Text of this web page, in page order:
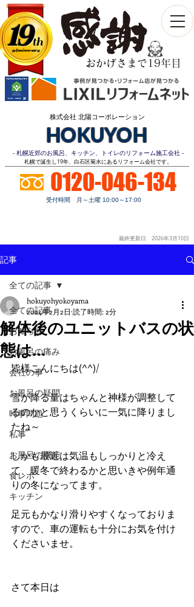
おかげさまで19年目
th
19
Anniversary​
株式会社 北陽コーポレーション
HOKUYOH
- 札幌近郊のお風呂、キッチン、トイレのリフォーム施工会社 -
​札幌で誕生し19年、白石区菊水にあるリフォーム会社です。
0120-046-134
受付時間 月～土曜 10:00～17:00
最終更新日 2026年3月10日
記事
全ての記事
お知らせ
お風呂の痛み
会社の事
お風呂の疑問
時事問題
私事
お風呂の機能
食レポ
キッチン
全ての記事
解体後のユニットバスの状
態は…
hokuyohyokoyama
2024年2月2日 読了時間: 2分
皆様こんにちは(^^)/
雪が降る量はちゃんと神様が調整して
るのかと思うくらいに一気に降りまし
たね～
しかも最近は気温もしっかりと冷え
て、暖冬で終わるかと思いきや例年通
りの冬になってます。
足元もかなり滑りやすくなっておりま
すので、車の運転も十分にお気を付け
くださいませ。
さて本日は